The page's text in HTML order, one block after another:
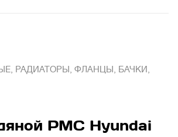
РАДИАТОРЫ, ФЛАНЦЫ, БАЧКИ,
PMC Hyundai